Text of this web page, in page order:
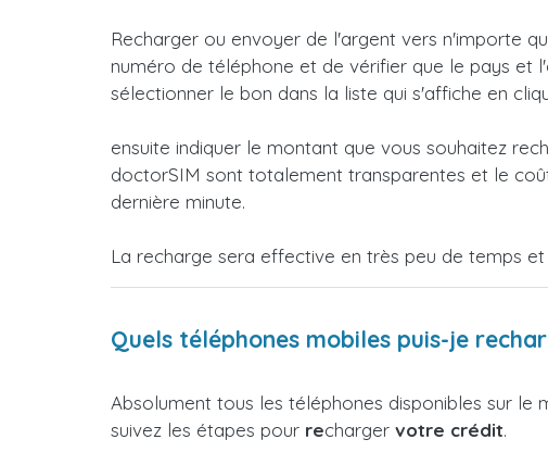
Recharger ou envoyer de l'argent vers n'importe
numéro de téléphone et de vérifier que le pays et
sélectionner le bon dans la liste qui s'affiche en
ensuite indiquer le montant que vous souhaitez
doctorSIM sont totalement transparentes et le
dernière minute.
La recharge sera effective en très peu de temps
Quels téléphones mobiles puis-je
Absolument tous les téléphones disponibles sur
suivez les étapes pour recharger votre crédit.